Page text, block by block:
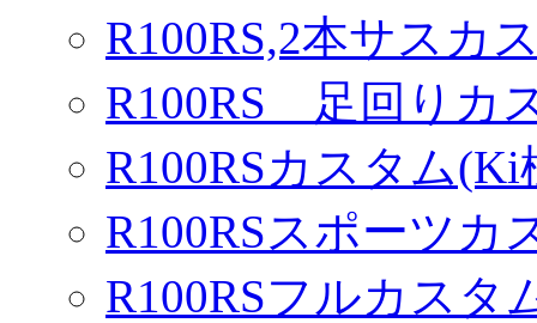
R100RS,2本サスカ
R100RS 足回りカ
R100RSカスタム(Ki
R100RSスポーツカ
R100RSフルカスタ